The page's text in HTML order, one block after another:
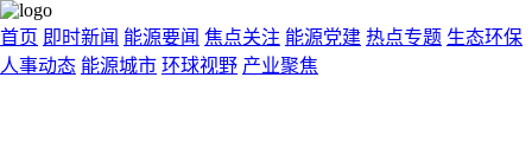
首页 即时新闻 能源要闻 焦点关注 能源党建 热点专题 生态环保
人事动态 能源城市 环球视野 产业聚焦